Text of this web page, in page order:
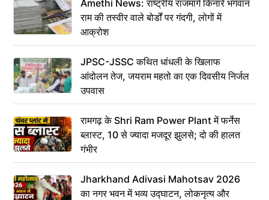
Amethi News: राष्ट्रीय राजमार्ग किनारे भगवान
राम की तस्वीर वाले बोर्डों पर गंदगी, लोगों में
आक्रोश
JPSC-JSSC कथित धांधली के खिलाफ
आंदोलन तेज, जयराम महतो का एक दिवसीय निर्जल
उपवास
रामगढ़ के Shri Ram Power Plant में फर्नेस
ब्लास्ट, 10 से ज्यादा मजदूर झुलसे; दो की हालत
गंभीर
Jharkhand Adivasi Mahotsav 2026
का नगर भवन में भव्य उद्घाटन, लोकनृत्य और